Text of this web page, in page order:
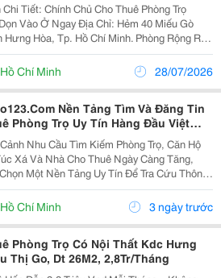
Tiết: Chính Chủ Cho Thuê Phòng Trọ
Ngay Địa Chỉ: Hẻm 40 Miếu Gò
Hòa, Tp. Hồ Chí Minh. Phòng Rộng Rãi,
Mát, Phù Hợp Cho 1&Ndash;2 Người
Sinh Sống. Tiện Ích: Có Khu Bếp Và...
Hồ Chí Minh 28/07/2026
Nền Tảng Tìm Và Đăng Tin
Phòng Trọ Uy Tín Hàng Đầu Việt
Nhu Cầu Tìm Kiếm Phòng Trọ, Căn Hộ
Xá Và Nhà Cho Thuê Ngày Càng Tăng,
Một Nền Tảng Uy Tín Để Tra Cứu Thông
Tố Quan Trọng Giúp Người Thuê Tiết Kiệm
Chi Phí Và Hạn Chế Những Rủi Ro Không...
Hồ Chí Minh 3 ngày trước
Phòng Trọ Có Nội Thất Kdc Hưng
Thị Go, Dt 26M2, 2,8Tr/Tháng